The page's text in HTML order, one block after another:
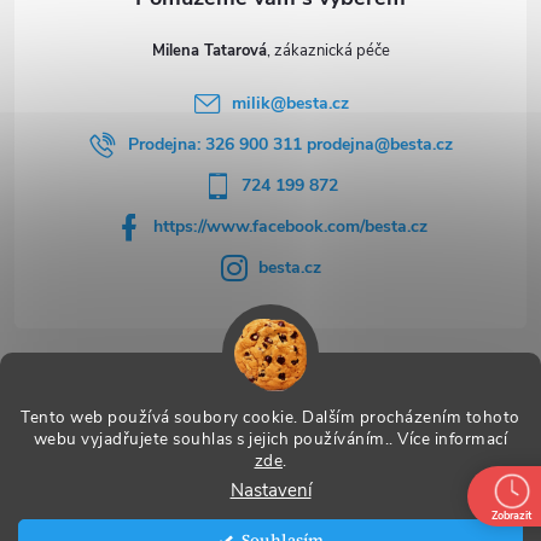
Tento web používá soubory cookie. Dalším procházením tohoto
webu vyjadřujete souhlas s jejich používáním.. Více informací
zde.
Nastavení
Milena Tatarová
milik@besta.cz
Prodejna: 326 900 311 prodejna@besta.cz
724 199 872
https://www.facebook.com/besta.cz
besta.cz
Užitečné odkazy
BESTA. Všechna práva vyhrazena.
Zobrazit